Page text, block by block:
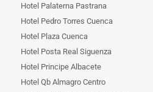
Hotel Palaterna Pastrana
Hotel Pedro Torres Cuenca
Hotel Plaza Cuenca
Hotel Posta Real Siguenza
Hotel Principe Albacete
Hotel Qb Almagro Centro